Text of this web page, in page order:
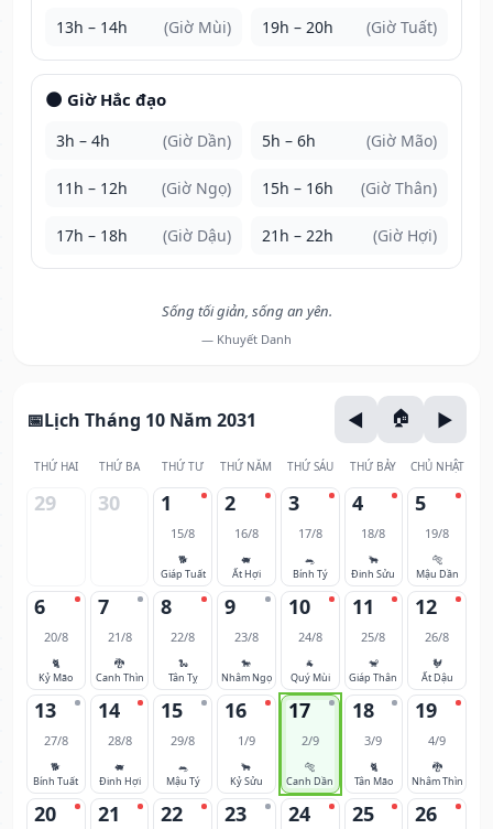
13h – 14h (Giờ Mùi) 19h – 20h (Giờ Tuất)
🌑 Giờ Hắc đạo
3h – 4h (Giờ Dần) 5h – 6h (Giờ Mão)
11h – 12h (Giờ Ngọ) 15h – 16h (Giờ Thân)
17h – 18h (Giờ Dậu) 21h – 22h (Giờ Hợi)
Sống tối giản, sống an yên.
— Khuyết Danh
Lịch Tháng 10 Năm 2031
THỨ HAI THỨ BA THỨ TƯ THỨ NĂM THỨ SÁU THỨ BẢY CHỦ NHẬT
29 30 1
15/8
🐕
Giáp Tuất
2
16/8
🐖
Ất Hợi
3
17/8
🐀
Bính Tý
4
18/8
🐂
Đinh Sửu
5
19/8
🐅
Mậu Dần
6
20/8
🐈
Kỷ Mão
7
21/8
🐉
Canh Thìn
8
22/8
🐍
Tân Tỵ
9
23/8
🐎
Nhâm Ngọ
10
24/8
🐐
Quý Mùi
11
25/8
🐒
Giáp Thân
12
26/8
🐓
Ất Dậu
13
27/8
🐕
Bính Tuất
14
28/8
🐖
Đinh Hợi
15
29/8
🐀
Mậu Tý
16
1/9
🐂
Kỷ Sửu
17
2/9
🐅
Canh Dần
18
3/9
🐈
Tân Mão
19
4/9
🐉
Nhâm Thìn
20 21 22 23 24 25 26